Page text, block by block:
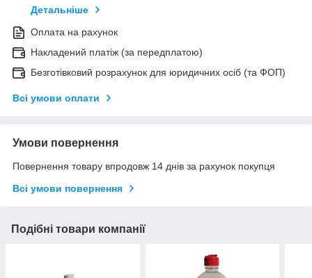
Детальніше
Оплата на рахунок
Накладений платіж (за передплатою)
Безготівковий розрахунок для юридичних осіб (та ФОП)
Всі умови оплати
Умови повернення
Повернення товару впродовж 14 днів за рахунок покупця
Всі умови повернення
Подібні товари компанії